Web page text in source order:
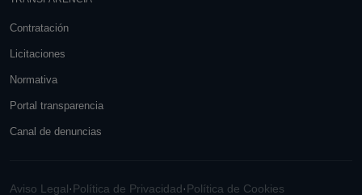
Contratación
Licitaciones
Normativa
Portal transparencia
Canal de denuncias
Aviso Legal·Política de Privacidad·Política de Cookies